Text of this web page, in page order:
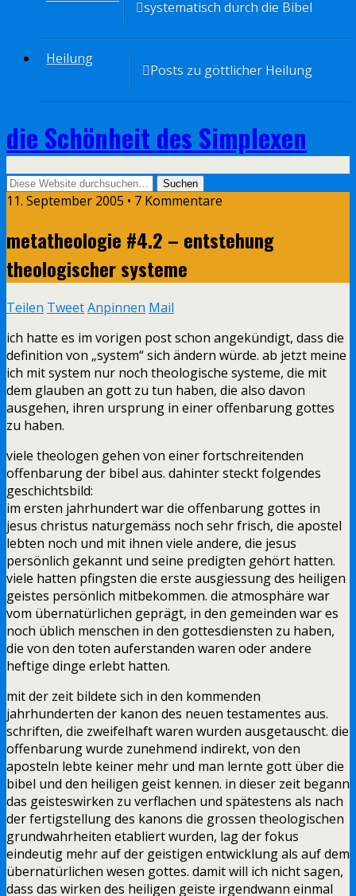
systematisch durch die Bibel
Heilung
Posts zu göttlicher Heilung
die Schönheit des Simplexen
11. September 2005 • 7 Kommentare
metatheologie #4.2 – entstehung
theologischer systeme
Teilen TweetAnpinnen Mail
ich hatte es im vorigen post schon angekündigt, dass die
definition von „system“ sich ändern würde. ab jetzt meine
ich mit system nur noch theologische systeme, die mit
dem glauben an gott zu tun haben, die also davon
ausgehen, ihren ursprung in einer offenbarung gottes
zu haben.
viele theologen gehen von einer fortschreitenden
offenbarung der bibel aus. dahinter steckt folgendes
geschichtsbild:
im ersten jahrhundert war die offenbarung gottes in
jesus christus naturgemäss noch sehr frisch, die apostel
lebten noch und mit ihnen viele andere, die jesus
persönlich gekannt und seine predigten gehört hatten.
viele hatten pfingsten die erste ausgiessung des heiligen
geistes persönlich mitbekommen. die atmosphäre war
vom übernatürlichen geprägt, in den gemeinden war es
noch üblich menschen in den gottesdiensten zu haben,
die von den toten auferstanden waren oder andere
heftige dinge erlebt hatten.
mit der zeit bildete sich in den kommenden
jahrhunderten der kanon des neuen testamentes aus.
schriften, die zweifelhaft waren wurden ausgetauscht. die
offenbarung wurde zunehmend indirekt, von den
aposteln lebte keiner mehr und man lernte gott über die
bibel und den heiligen geist kennen. in dieser zeit begann
das geisteswirken zu verflachen und spätestens als nach
der fertigstellung des kanons die grossen theologischen
grundwahrheiten etabliert wurden, lag der fokus
eindeutig mehr auf der geistigen entwicklung als auf dem
übernatürlichen wesen gottes. damit will ich nicht sagen,
dass das wirken des heiligen geiste irgendwann einmal